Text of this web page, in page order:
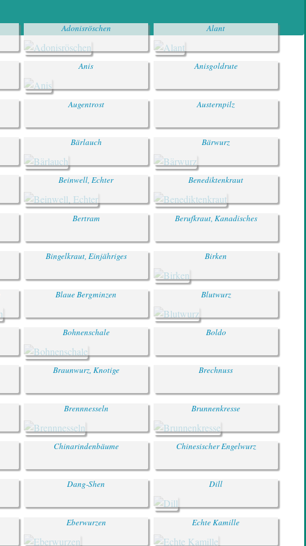
Adonisröschen Alant
Anis Anisgoldrute
Augentrost Austernpilz
Bärlauch Bärwurz
Beinwell, Echter Benediktenkraut
Bertram Berufkraut, Kanadisches
Bingelkraut, Einjähriges Birken
Blaue Bergminzen Blutwurz
Bohnenschale Boldo
Braunwurz, Knotige Brechnuss
Brennnesseln Brunnenkresse
Chinarindenbäume Chinesischer Engelwurz
Dang-Shen Dill
Eberwurzen Echte Kamille